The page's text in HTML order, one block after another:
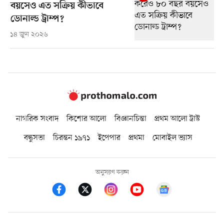
বয়সেও এত সক্রিয় কীভাবে
ডোনাল্ড ট্রাম্প?
১৪ জুন ২০২৬
নাগরিক সংবাদ কিশোর আলো বিজ্ঞানচিন্তা
প্রথম আলো ট্রাস্ট
বন্ধুসভা
চিরন্তন ১৯৭১ ইপেপার প্রথমা মোবাইল ভ্যাস
অনুসরণ করুন